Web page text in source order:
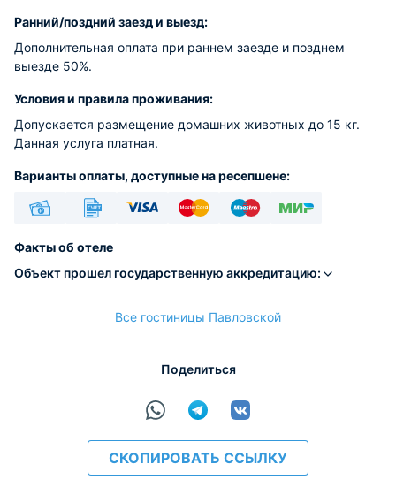
Ранний/поздний заезд и выезд:
Дополнительная оплата при раннем заезде и позднем
выезде 50%.
Условия и правила проживания:
Допускается размещение домашних животных до 15 кг.
Данная услуга платная.
Варианты оплаты, доступные на ресепшене:
Факты об отеле
Объект прошел государственную аккредитацию:
Все гостиницы Павловской
Поделиться
СКОПИРОВАТЬ ССЫЛКУ